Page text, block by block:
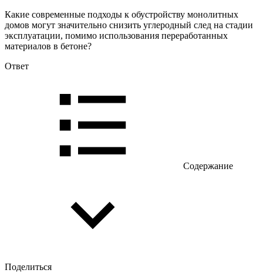
Какие современные подходы к обустройству монолитных
домов могут значительно снизить углеродный след на стадии
эксплуатации, помимо использования переработанных
материалов в бетоне?
Ответ
Содержание
Поделиться